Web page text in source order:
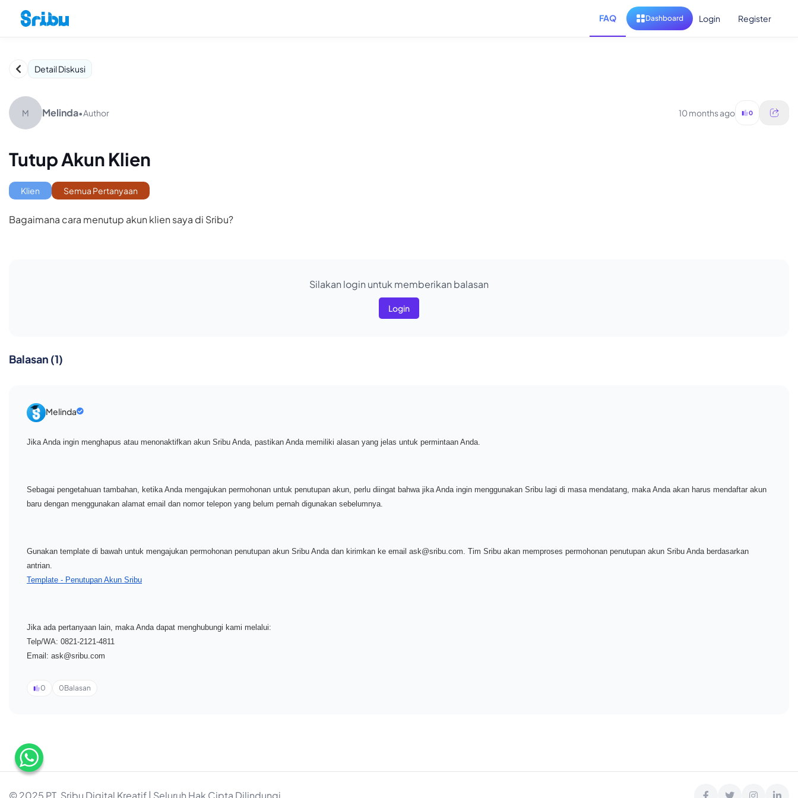
FAQ Dashboard Login Register
Detail Diskusi
M Melinda•Author 10 months ago 0
Tutup Akun Klien
Klien Semua Pertanyaan
Bagaimana cara menutup akun klien saya di Sribu?
Silakan login untuk memberikan balasan
Login
Balasan (1)
Melinda
Jika Anda ingin menghapus atau menonaktifkan akun Sribu Anda, pastikan Anda memiliki alasan yang jelas untuk permintaan Anda.
Sebagai pengetahuan tambahan, ketika Anda mengajukan permohonan untuk penutupan akun, perlu diingat bahwa jika Anda ingin menggunakan Sribu lagi di masa mendatang, maka Anda akan harus mendaftar akun
baru dengan menggunakan alamat email dan nomor telepon yang belum pernah digunakan sebelumnya.
Gunakan template di bawah untuk mengajukan permohonan penutupan akun Sribu Anda dan kirimkan ke email ask@sribu.com. Tim Sribu akan memproses permohonan penutupan akun Sribu Anda berdasarkan
antrian.
Templ ate - Penutupan Akun Sri bu
Jika ada pertanyaan lain, maka Anda dapat menghubungi kami melalui:
Telp/WA: 0821-2121-4811
Email: ask@sribu.com
0 0Balasan
© 2025 PT. Sribu Digital Kreatif | Seluruh Hak Cipta Dilindungi